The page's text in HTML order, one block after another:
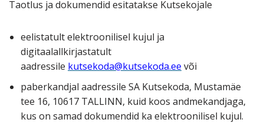
Taotlus ja dokumendid esitatakse Kutsekojale
eelistatult elektroonilisel kujul ja
digitaalallkirjastatult
aadressile kutsekoda@kutsekoda.ee või
paberkandjal aadressile SA Kutsekoda, Mustamäe
tee 16, 10617 TALLINN, kuid koos andmekandjaga,
kus on samad dokumendid ka elektroonilisel kujul.